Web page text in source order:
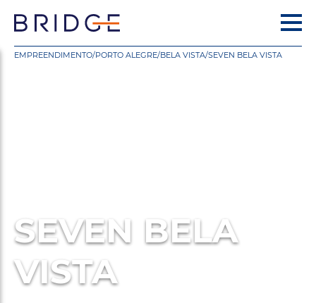
EMPREENDIMENTO/PORTO ALEGRE/BELA VISTA/SEVEN BELA VISTA
SEVEN BELA
VISTA